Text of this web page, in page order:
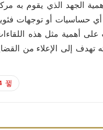
الجهد الذي يقوم به
أي حساسيات أو توجهات
على أهمية مثل هذه
تهدف إلى الإعلاء من